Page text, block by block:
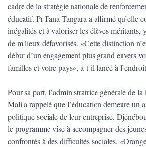
cadre de la stratégie nationale de
éducatif. Pr Fana Tangara a affirmé qu’elle
inégalités et à valoriser les élèves méritants,
de milieux défavorisés. «Cette distinction
début d’un engagement plus grand envers
familles et votre pays», a-t-il lancé à
Pour sa part, l’administratrice générale de
Mali a rappelé que l’éducation demeure un
politique sociale de leur entreprise.
le programme vise à accompagner des
confrontés à des difficultés sociales.